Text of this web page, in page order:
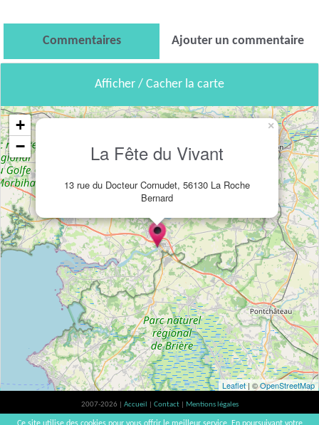
Commentaires Ajouter un commentaire
Afficher / Cacher la carte
La Fête du Vivant
13 rue du Docteur Cornudet, 56130 La Roche
Bernard
×
+
−
Leaflet| ©OpenStreetMap
2007-2026 | Accueil Contact
Mentions légales
L'abus d'alcool est dangereux pour la santé, à consommer avec modération. |